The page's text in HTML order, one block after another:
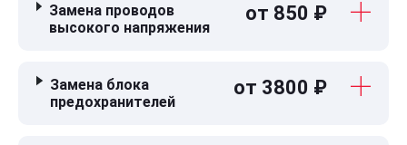
Замена проводов
высокого напряжения
от 850 ₽
Замена блока
предохранителей
от 3800 ₽